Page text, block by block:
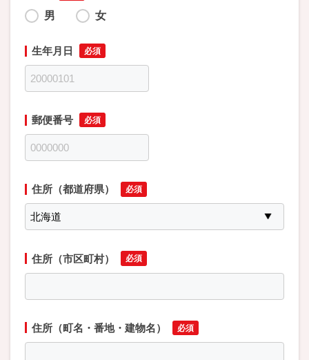
男
女
生年月日
郵便番号
住所（都道府県）
住所（市区町村）
住所（町名・番地・建物名）